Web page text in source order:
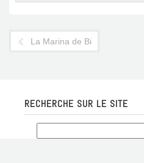
La Marina de Bizerte bientôt
RECHERCHE SUR LE SITE